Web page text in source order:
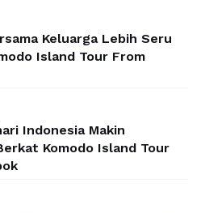
Keluarga Lebih Seru
Island Tour From
Indonesia Makin
Komodo Island Tour